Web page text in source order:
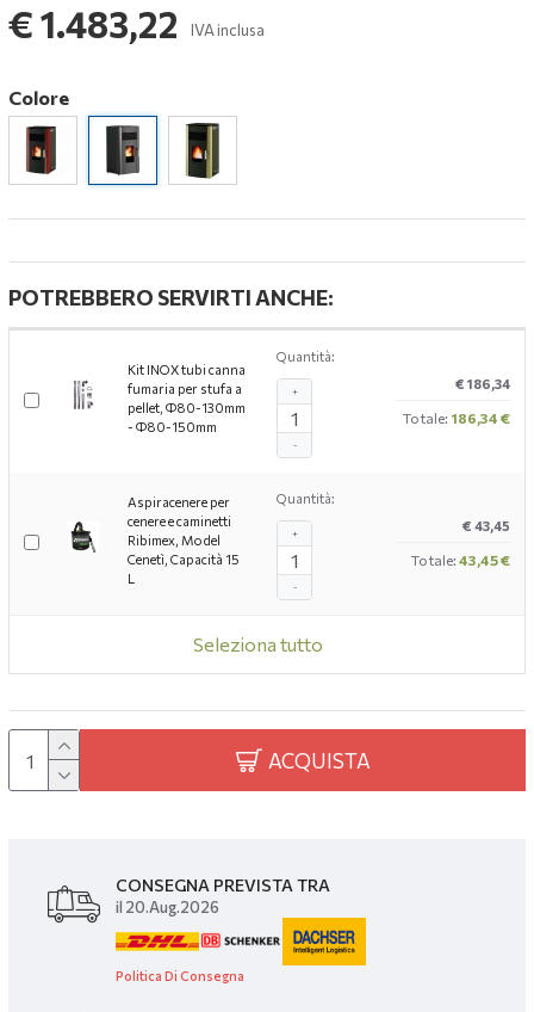
€ 1.483,22 IVA inclusa
Colore
POTREBBERO SERVIRTI ANCHE:
Kit INOX tubi canna
fumaria per stufa a
pellet, Ф80-130mm
- Ф80-150mm
Quantità:
-
+ € 186,34
Totale: 186,34 €
Aspiracenere per
cenere e caminetti
Ribimex, Model
Cenetì, Capacità 15
L
Quantità:
-
+ € 43,45
Totale: 43,45 €
Seleziona tutto
ACQUISTA
CONSEGNA PREVISTA TRA
il 20.Aug.2026
Politica Di Consegna